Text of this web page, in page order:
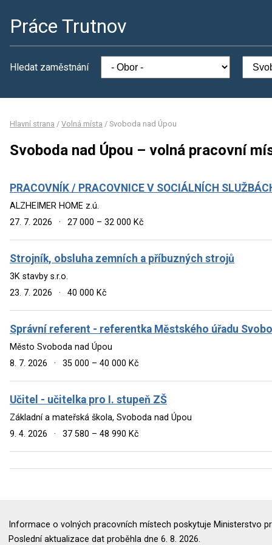
Práce Trutnov
Hledat zaměstnání
Hlavní strana / Volná místa / Svoboda nad Úpou
Svoboda nad Úpou – volná pracovní
PRACOVNÍK / PRACOVNICE V SOCIÁLNÍCH
ALZHEIMER HOME z.ú.
27. 7. 2026
· 27 000 – 32 000 Kč
Strojník, obsluha zemních a příbuzných strojů
3K stavby s.r.o.
23. 7. 2026
· 40 000 Kč
Správní referent - referentka Městského úřadu
Město Svoboda nad Úpou
8. 7. 2026
· 35 000 – 40 000 Kč
Učitel - učitelka pro I. stupeň ZŠ
Základní a mateřská škola, Svoboda nad Úpou
9. 4. 2026
· 37 580 – 48 990 Kč
Informace o volných pracovních místech poskytuje Ministerstvo
Poslední aktualizace dat proběhla dne 6. 8. 2026.